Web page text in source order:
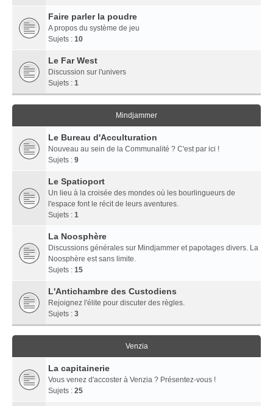
Faire parler la poudre
A propos du système de jeu
Sujets : 10
Le Far West
Discussion sur l'univers
Sujets : 1
Mindjammer
Le Bureau d'Acculturation
Nouveau au sein de la Communalité ? C'est par ici !
Sujets : 9
Le Spatioport
Un lieu à la croisée des mondes où les bourlingueurs de
l'espace font le récit de leurs aventures.
Sujets : 1
La Noosphère
Discussions générales sur Mindjammer et papotages divers. La
Noosphère est sans limite.
Sujets : 15
L'Antichambre des Custodiens
Rejoignez l'élite pour discuter des règles.
Sujets : 3
Venzia
La capitainerie
Vous venez d'accoster à Venzia ? Présentez-vous !
Sujets : 25